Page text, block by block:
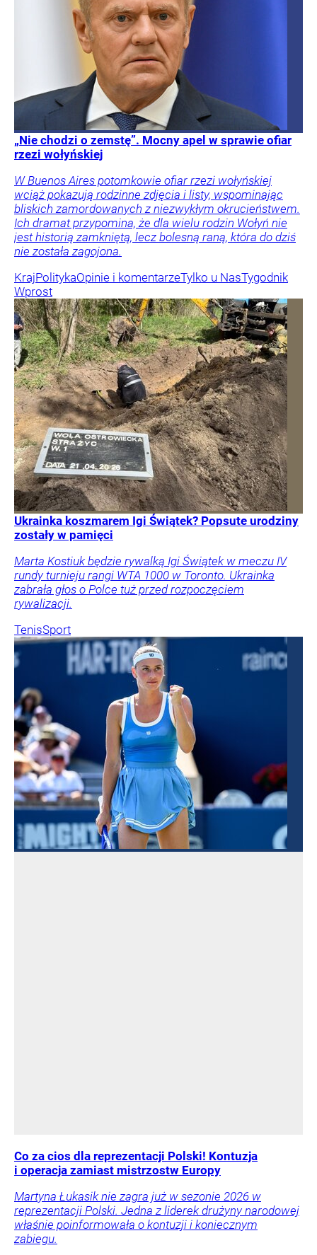
„Nie chodzi o zemstę”. Mocny apel w sprawie ofiar
rzezi wołyńskiej
W Buenos Aires potomkowie ofiar rzezi wołyńskiej
wciąż pokazują rodzinne zdjęcia i listy, wspominając
bliskich zamordowanych z niezwykłym okrucieństwem.
Ich dramat przypomina, że dla wielu rodzin Wołyń nie
jest historią zamkniętą, lecz bolesną raną, która do dziś
nie została zagojona.
KrajPolitykaOpinie i komentarzeTylko u NasTygodnik
Wprost
Ukrainka koszmarem Igi Świątek? Popsute urodziny
zostały w pamięci
Marta Kostiuk będzie rywalką Igi Świątek w meczu IV
rundy turnieju rangi WTA 1000 w Toronto. Ukrainka
zabrała głos o Polce tuż przed rozpoczęciem
rywalizacji.
TenisSport
Co za cios dla reprezentacji Polski! Kontuzja
i operacja zamiast mistrzostw Europy
Martyna Łukasik nie zagra już w sezonie 2026 w
reprezentacji Polski. Jedna z liderek drużyny narodowej
właśnie poinformowała o kontuzji i koniecznym
zabiegu.